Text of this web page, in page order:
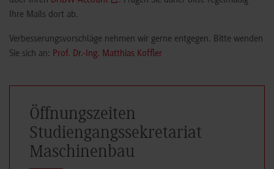
Ihre Mails dort ab.
Verbesserungsvorschläge nehmen wir gerne entgegen. Bitte wenden
Sie sich an: Prof. Dr.-Ing. Matthias Koffler
Öffnungszeiten
Studiengangssekretariat
Maschinenbau